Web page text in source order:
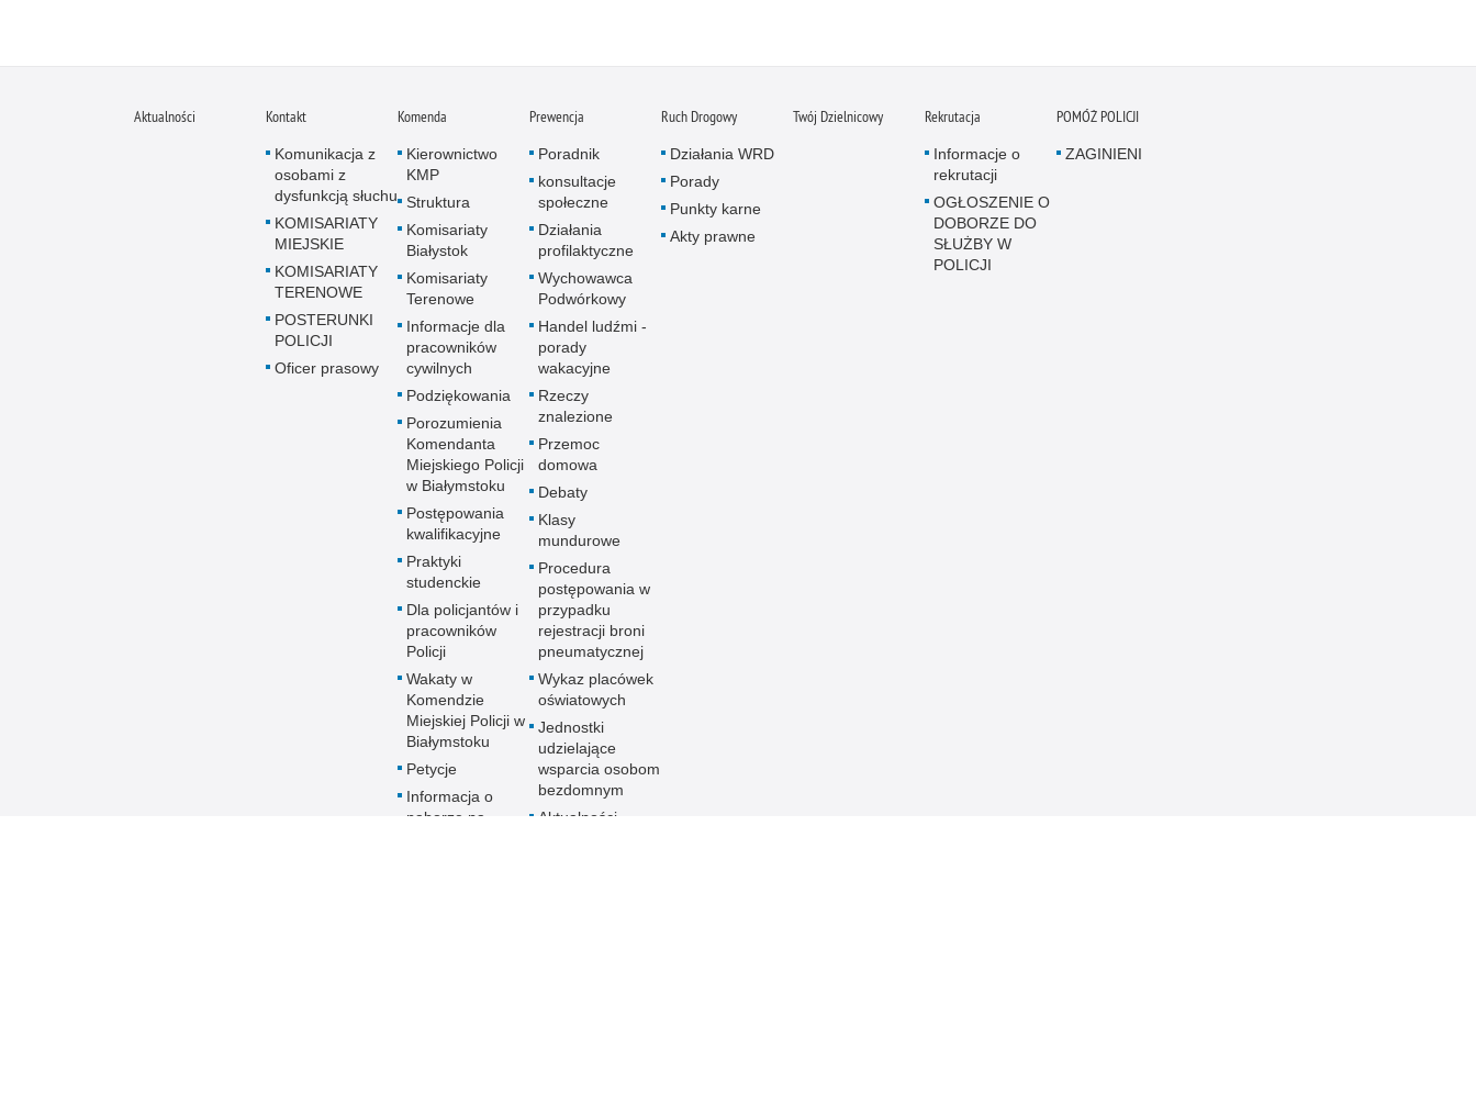
Aktualności Kontakt
Komunikacja z
osobami z
dysfunkcją słuchu
KOMISARIATY
MIEJSKIE
KOMISARIATY
TERENOWE
POSTERUNKI
POLICJI
Oficer prasowy
Komenda
Kierownictwo
KMP
Struktura
Komisariaty
Białystok
Komisariaty
Terenowe
Informacje dla
pracowników
cywilnych
Podziękowania
Porozumienia
Komendanta
Miejskiego Policji
w Białymstoku
Postępowania
kwalifikacyjne
Praktyki
studenckie
Dla policjantów i
pracowników
Policji
Wakaty w
Komendzie
Miejskiej Policji w
Białymstoku
Petycje
Informacja o
naborze na
Prewencja
Poradnik
konsultacje
społeczne
Działania
profilaktyczne
Wychowawca
Podwórkowy
Handel ludźmi -
porady
wakacyjne
Rzeczy
znalezione
Przemoc
domowa
Debaty
Klasy
mundurowe
Procedura
postępowania w
przypadku
rejestracji broni
pneumatycznej
Wykaz placówek
oświatowych
Jednostki
udzielające
wsparcia osobom
bezdomnym
Aktualności
Ruch Drogowy
Działania WRD
Porady
Punkty karne
Akty prawne
Twój Dzielnicowy Rekrutacja
Informacje o
rekrutacji
OGŁOSZENIE O
DOBORZE DO
SŁUŻBY W
POLICJI
POMÓŻ POLICJI
ZAGINIENI